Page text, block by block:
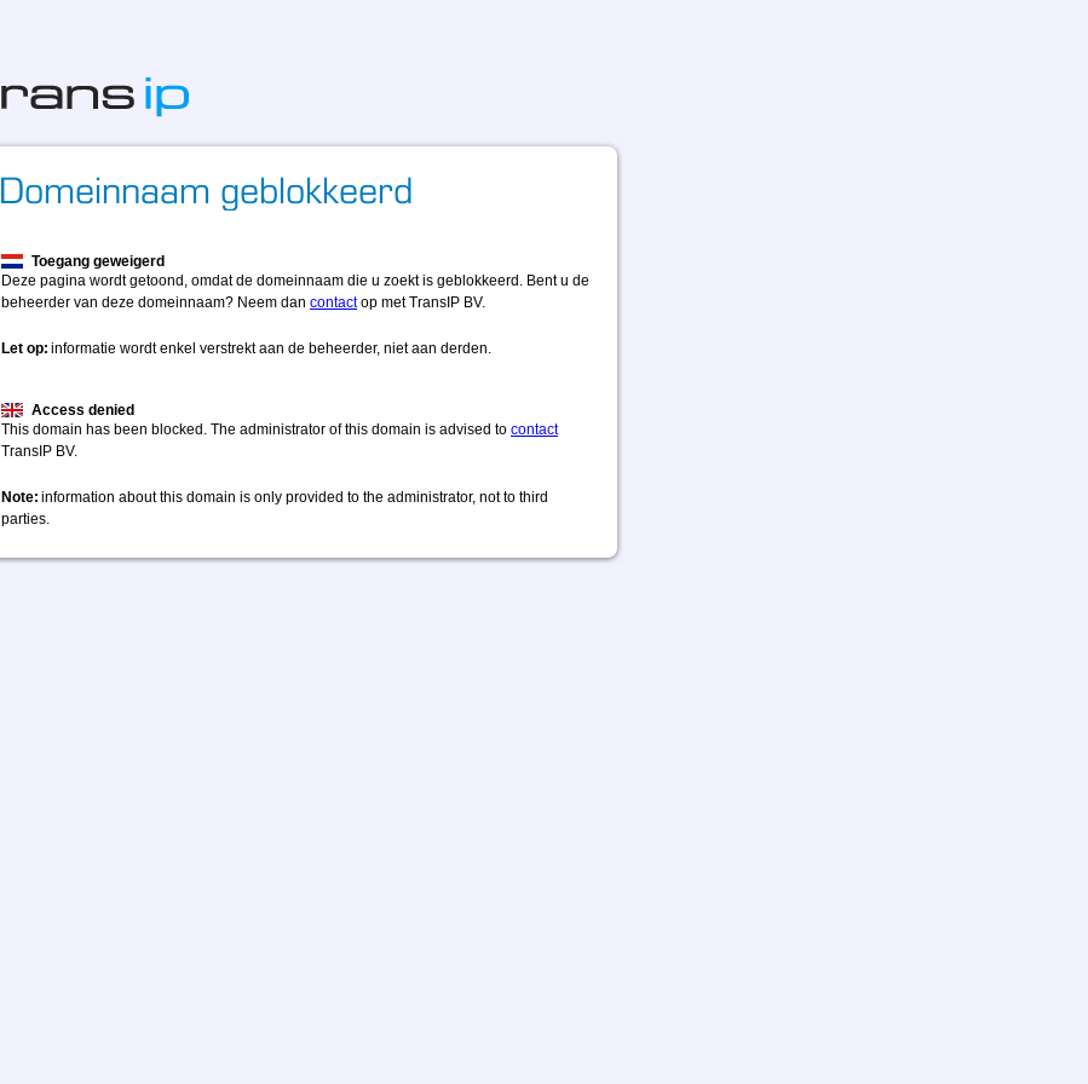
Toegang geweigerd
Deze pagina wordt getoond, omdat de domeinnaam die u zoekt is geblokkeerd. Bent u de
beheerder van deze domeinnaam? Neem dan contactop met TransIP BV.
Let op: informatie wordt enkel verstrekt aan de beheerder, niet aan derden.
Access denied
This domain has been blocked. The administrator of this domain is advised to contact
TransIP BV.
Note: information about this domain is only provided to the administrator, not to third
parties.